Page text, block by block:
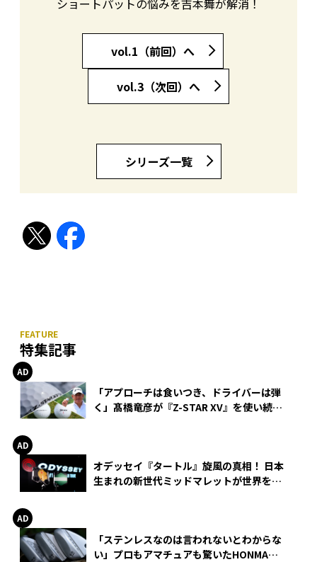
ショートパットの悩みを吉本舞が解消！
vol.1（前回）へ
vol.3（次回）へ
シリーズ一覧
特集記事
「アプローチは食いつき、ドライバーは弾
く」髙橋竜彦が『Z-STAR XV』を使い続け
オデッセイ『タートル』旋風の真相！ 日本
生まれの新世代ミッドマレットが世界を席
「ステンレスなのは言われないとわからな
い」プロもアマチュアも驚いたHONMA